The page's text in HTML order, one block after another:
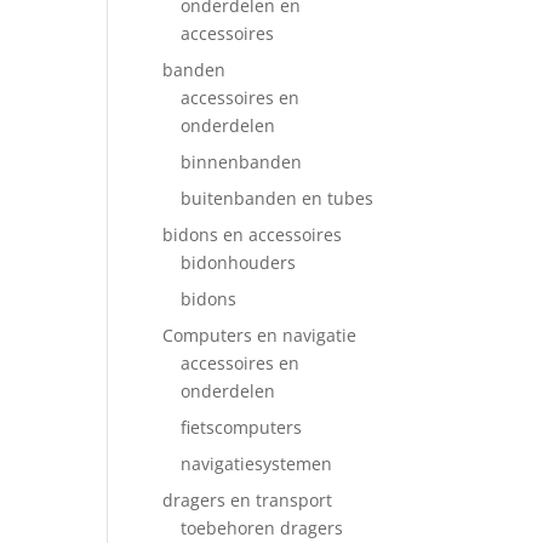
onderdelen en
accessoires
banden
accessoires en
onderdelen
binnenbanden
buitenbanden en tubes
bidons en accessoires
bidonhouders
bidons
Computers en navigatie
accessoires en
onderdelen
fietscomputers
navigatiesystemen
dragers en transport
toebehoren dragers